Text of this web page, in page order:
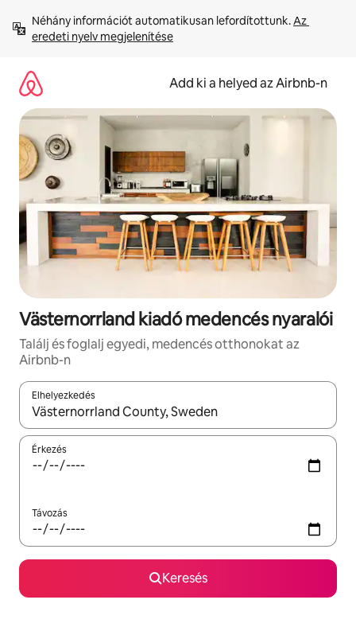
tartalomra
Néhány információt automatikusan lefordítottunk. Az
eredeti nyelv megjelenítése
Add ki a helyed az Airbnb-n
Västernorrland kiadó medencés nyaralói
Találj és foglalj egyedi, medencés otthonokat az
Airbnb-n
Elhelyezkedés
Az eredmények között a felfelé és a lefelé nyíllal
Érkezés
Távozás
Keresés